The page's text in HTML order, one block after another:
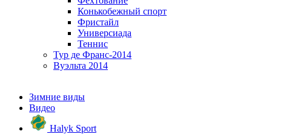
Конькобежный спорт
Фристайл
Универсиада
Теннис
Тур де Франс-2014
Вуэльта 2014
Зимние виды
Видео
Halyk Sport